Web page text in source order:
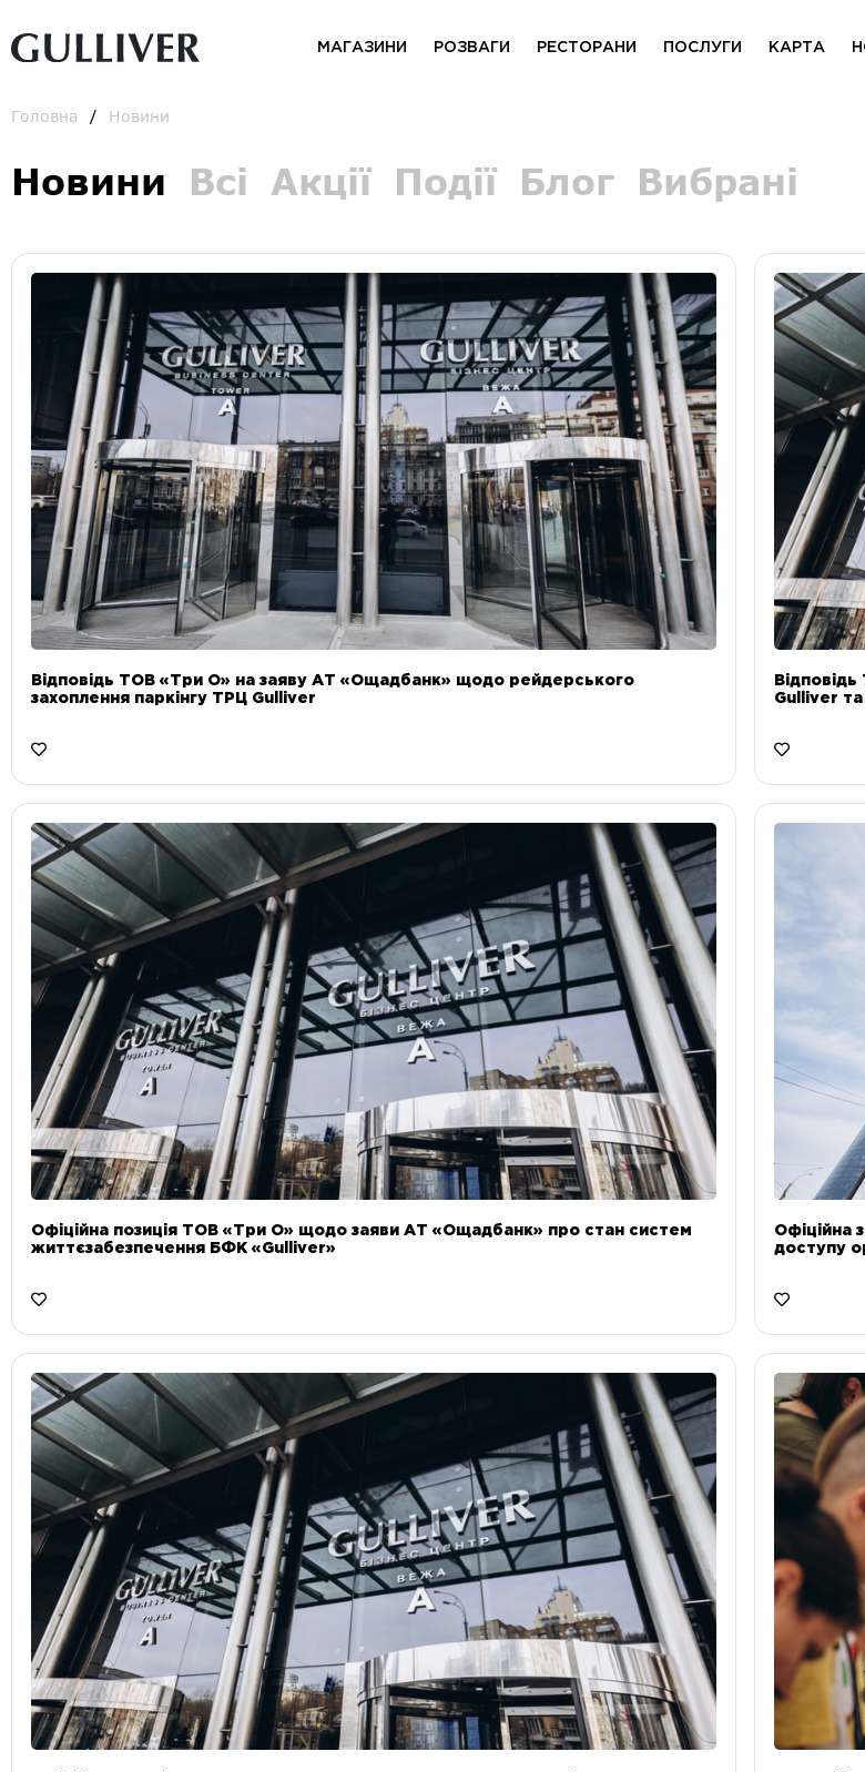
МАГАЗИНИ РОЗВАГИ РЕСТОРАНИ ПОСЛУГИ КАРТА
Головна Новини
Новини Всі Акції Події Блог Вибрані
Відповідь ТОВ «Три О» на заяву АТ «Ощадбанк» щодо рейдерського
захоплення паркінгу ТРЦ Gulliver
Gulliver та
Офіційна позиція ТОВ «Три О» щодо заяви АТ «Ощадбанк» про стан систем
життєзабезпечення БФК «Gulliver»
Офіційна
доступу